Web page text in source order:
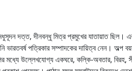
দত্ত, দীনবন্ধু মিত্র প্রমুখের যাতায়াত ছিল।
ভারতবর্ষ পত্রিকার সম্পাদকের দায়িত্ব নেন।
মধ্যে উল্লেখযোগ্য একঘরে, কল্কি-অবতার, বিরহ,